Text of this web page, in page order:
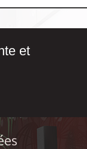
et